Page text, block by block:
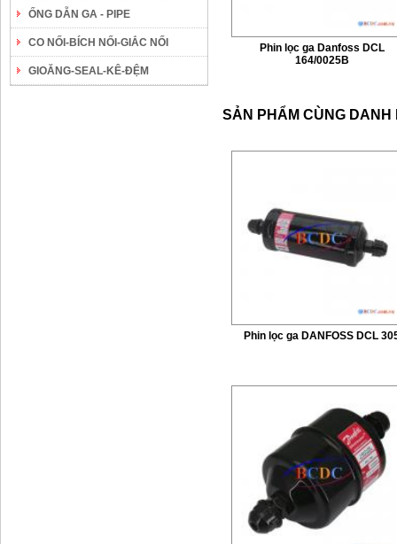
ỐNG DẪN GA - PIPE
CO NỐI-BÍCH NỐI-GIẮC NỐI
GIOĂNG-SEAL-KÊ-ĐỆM
Phin lọc ga Danfoss DCL
164/0025B
SẢN PHẨM CÙNG
Phin lọc ga DANFOSS DCL